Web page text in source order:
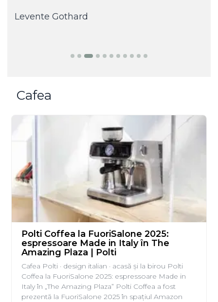
Levente Gothard
Cafea
Polti Coffea la FuoriSalone 2025:
espressoare Made in Italy în The
Amazing Plaza | Polti
Cafea Polti · design italian · acasă și la birou Polti
Coffea la FuoriSalone 2025: espressoare Made in
Italy în „The Amazing Plaza” Polti Coffea a fost
prezentă la FuoriSalone 2025 în spațiul Amazon